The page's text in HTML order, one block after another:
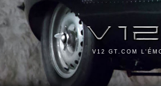
V12 GT.COM